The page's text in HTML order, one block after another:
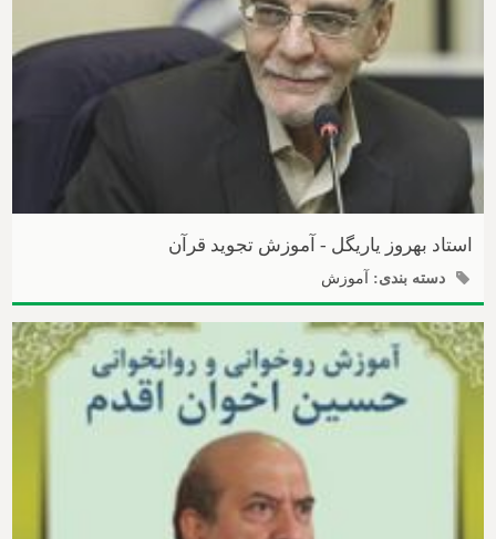
استاد بهروز یاریگل - آموزش تجوید قرآن
دسته بندی: آموزش